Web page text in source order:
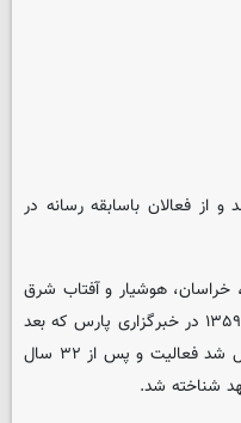
از فعالان باسابقه رسانه در
هوشیار و آفتاب شرق
سابقه کار داشت اما بطور جدی از سال ۱۳۵۹ در خبرگزاری پارس که بعد
به خبرگزاری جمهوری اسلامی(ایرنا) تبدیل شد فعالیت و پس از ۳۲ سال
شناخته شد.